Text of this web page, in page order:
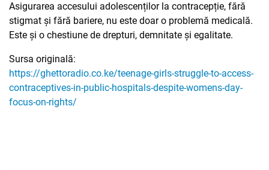
Asigurarea accesului adolescenților la contracepție, fără
stigmat și fără bariere, nu este doar o problemă medicală.
Este și o chestiune de drepturi, demnitate și egalitate.
Sursa originală:
https://ghettoradio.co.ke/teenage-girls-struggle-to-access-
contraceptives-in-public-hospitals-despite-womens-day-
focus-on-rights/